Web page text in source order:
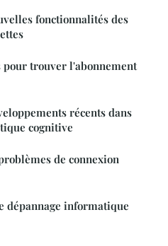
fonctionnalités des
trouver l'abonnement
récents dans
cognitive
de connexion
dépannage informatique